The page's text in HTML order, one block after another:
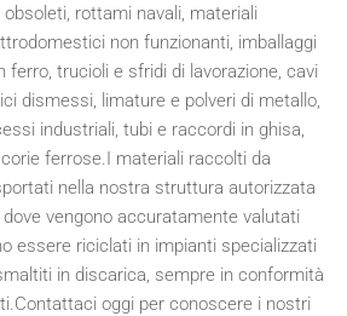
rottami navali, materiali
non funzionanti, imballaggi
ferro, trucioli e sfridi di lavorazione, cavi
dismessi, limature e polveri di metallo,
industriali, tubi e raccordi in ghisa,
ferrose.I materiali raccolti da
nella nostra struttura autorizzata
vengono accuratamente valutati
essere riciclati in impianti specializzati
in discarica, sempre in conformità
oggi per conoscere i nostri